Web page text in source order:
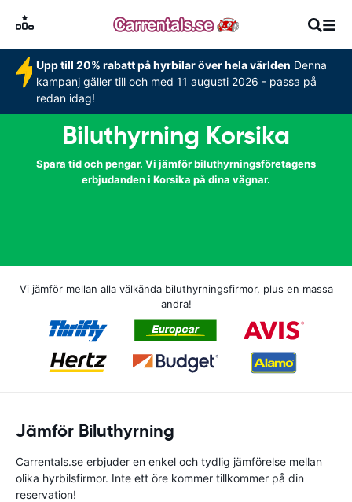
Upp till 20% rabatt på hyrbilar över hela världen Denna
kampanj gäller till och med 11 augusti 2026 - passa på
redan idag!
Biluthyrning Korsika
Spara tid och pengar. Vi jämför biluthyrningsföretagens
erbjudanden i Korsika på dina vägnar.
Vi jämför mellan alla välkända biluthyrningsfirmor, plus en massa
andra!
Jämför Biluthyrning
Carrentals.se erbjuder en enkel och tydlig jämförelse mellan
olika hyrbilsfirmor. Inte ett öre kommer tillkommer på din
reservation!